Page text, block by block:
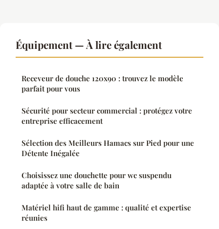
Équipement — À lire également
Receveur de douche 120x90 : trouvez le modèle
parfait pour vous
Sécurité pour secteur commercial : protégez votre
entreprise efficacement
Sélection des Meilleurs Hamacs sur Pied pour une
Détente Inégalée
Choisissez une douchette pour wc suspendu
adaptée à votre salle de bain
Matériel hifi haut de gamme : qualité et expertise
réunies